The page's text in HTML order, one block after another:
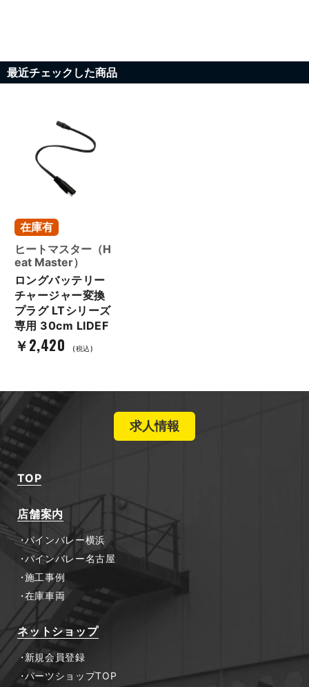
最近チェックした商品
在庫有
ヒートマスター（H
eat Master）
ロングバッテリー
チャージャー変換
プラグ LTシリーズ
専用 30cm LIDEF
￥2,420 (税込)
求人情報
TOP
店舗案内
パインバレー横浜
パインバレー名古屋
施工事例
在庫車両
ネットショップ
新規会員登録
パーツショップTOP